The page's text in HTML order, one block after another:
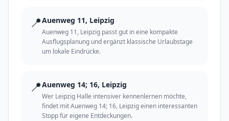
📍Auenweg 11, Leipzig
Auenweg 11, Leipzig passt gut in eine kompakte
Ausflugsplanung und ergänzt klassische Urlaubstage
um lokale Eindrücke.
📍Auenweg 14; 16, Leipzig
Wer Leipzig Halle intensiver kennenlernen möchte,
findet mit Auenweg 14; 16, Leipzig einen interessanten
Stopp für eigene Entdeckungen.